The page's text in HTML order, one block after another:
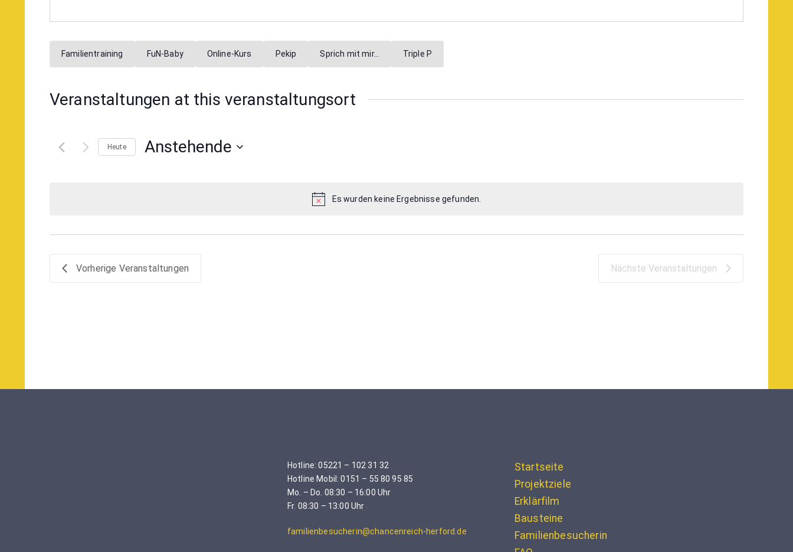
Es wurden keine Ergebnisse gefunden.
Familientraining FuN-Baby Online-Kurs Pekip Sprich mit mir… Triple P
Veranstaltungen at this veranstaltungsort
Heute Anstehende
Vorherige Veranstaltungen Nächste Veranstaltungen
Hotline: 05221 – 102 31 32
Hotline Mobil: 0151 – 55 80 95 85
Mo. – Do. 08:30 – 16:00 Uhr
Fr. 08:30 – 13:00 Uhr
familienbesucherin@chancenreich-herford.de
Startseite
Projektziele
Erklärfilm
Bausteine
Familienbesucherin